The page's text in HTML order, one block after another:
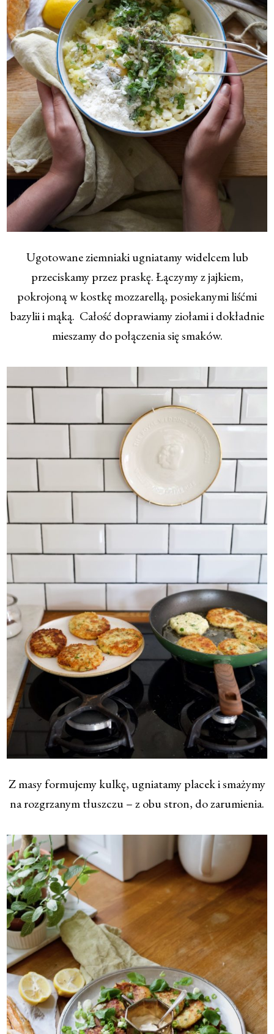
Ugotowane ziemniaki ugniatamy widelcem lub
przeciskamy przez praskę. Łączymy z jajkiem,
pokrojoną w kostkę mozzarellą, posiekanymi liśćmi
bazylii i mąką. Całość doprawiamy ziołami i dokładnie
mieszamy do połączenia się smaków.
Z masy formujemy kulkę, ugniatamy placek i smażymy
na rozgrzanym tłuszczu – z obu stron, do zarumienia.